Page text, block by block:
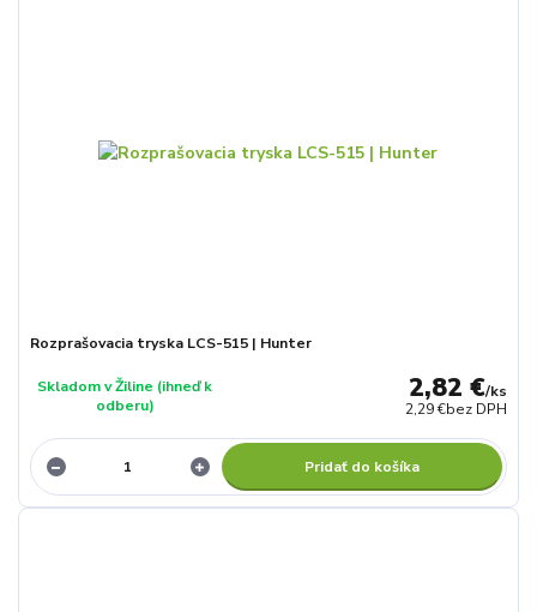
Rozprašovacia tryska LCS-515 | Hunter
2,82 €/ks
2,29 €bez DPH
Skladom v Žiline (ihneď k
odberu)
Pridať do košíka